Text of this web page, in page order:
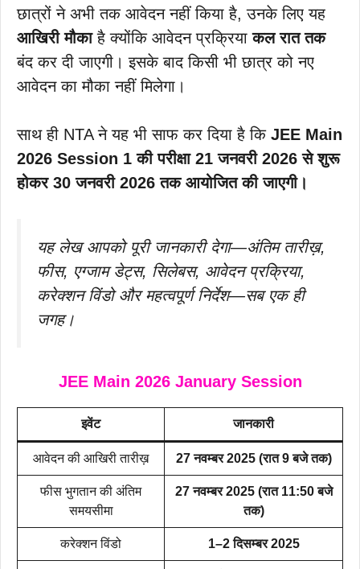
छात्रों ने अभी तक आवेदन नहीं किया है, उनके लिए यह
आखिरी मौकाहै क्योंकि आवेदन प्रक्रियाकल रात तक
बंद कर दी जाएगी। इसके बाद किसी भी छात्र को नए
आवेदन का मौका नहीं मिलेगा।
साथ ही NTA ने यह भी साफ कर दिया है कि JEE Main
2026 Session 1 की परीक्षा 21 जनवरी 2026 से शुरू
होकर 30 जनवरी 2026 तक आयोजित की जाएगी।
यह लेख आपको पूरी जानकारी देगा—अंतिम तारीख़,
फीस, एग्जाम डेट्स, सिलेबस, आवेदन प्रक्रिया,
करेक्शन विंडो और महत्वपूर्ण निर्देश—सब एक ही
जगह।
JEE Main 2026 January Session
इवेंट जानकारी
आवेदन की आखिरी तारीख़ 27 नवम्बर 2025 (रात 9 बजे तक)
फीस भुगतान की अंतिम
समयसीमा
27 नवम्बर 2025 (रात 11:50 बजे
तक)
करेक्शन विंडो 1–2 दिसम्बर 2025